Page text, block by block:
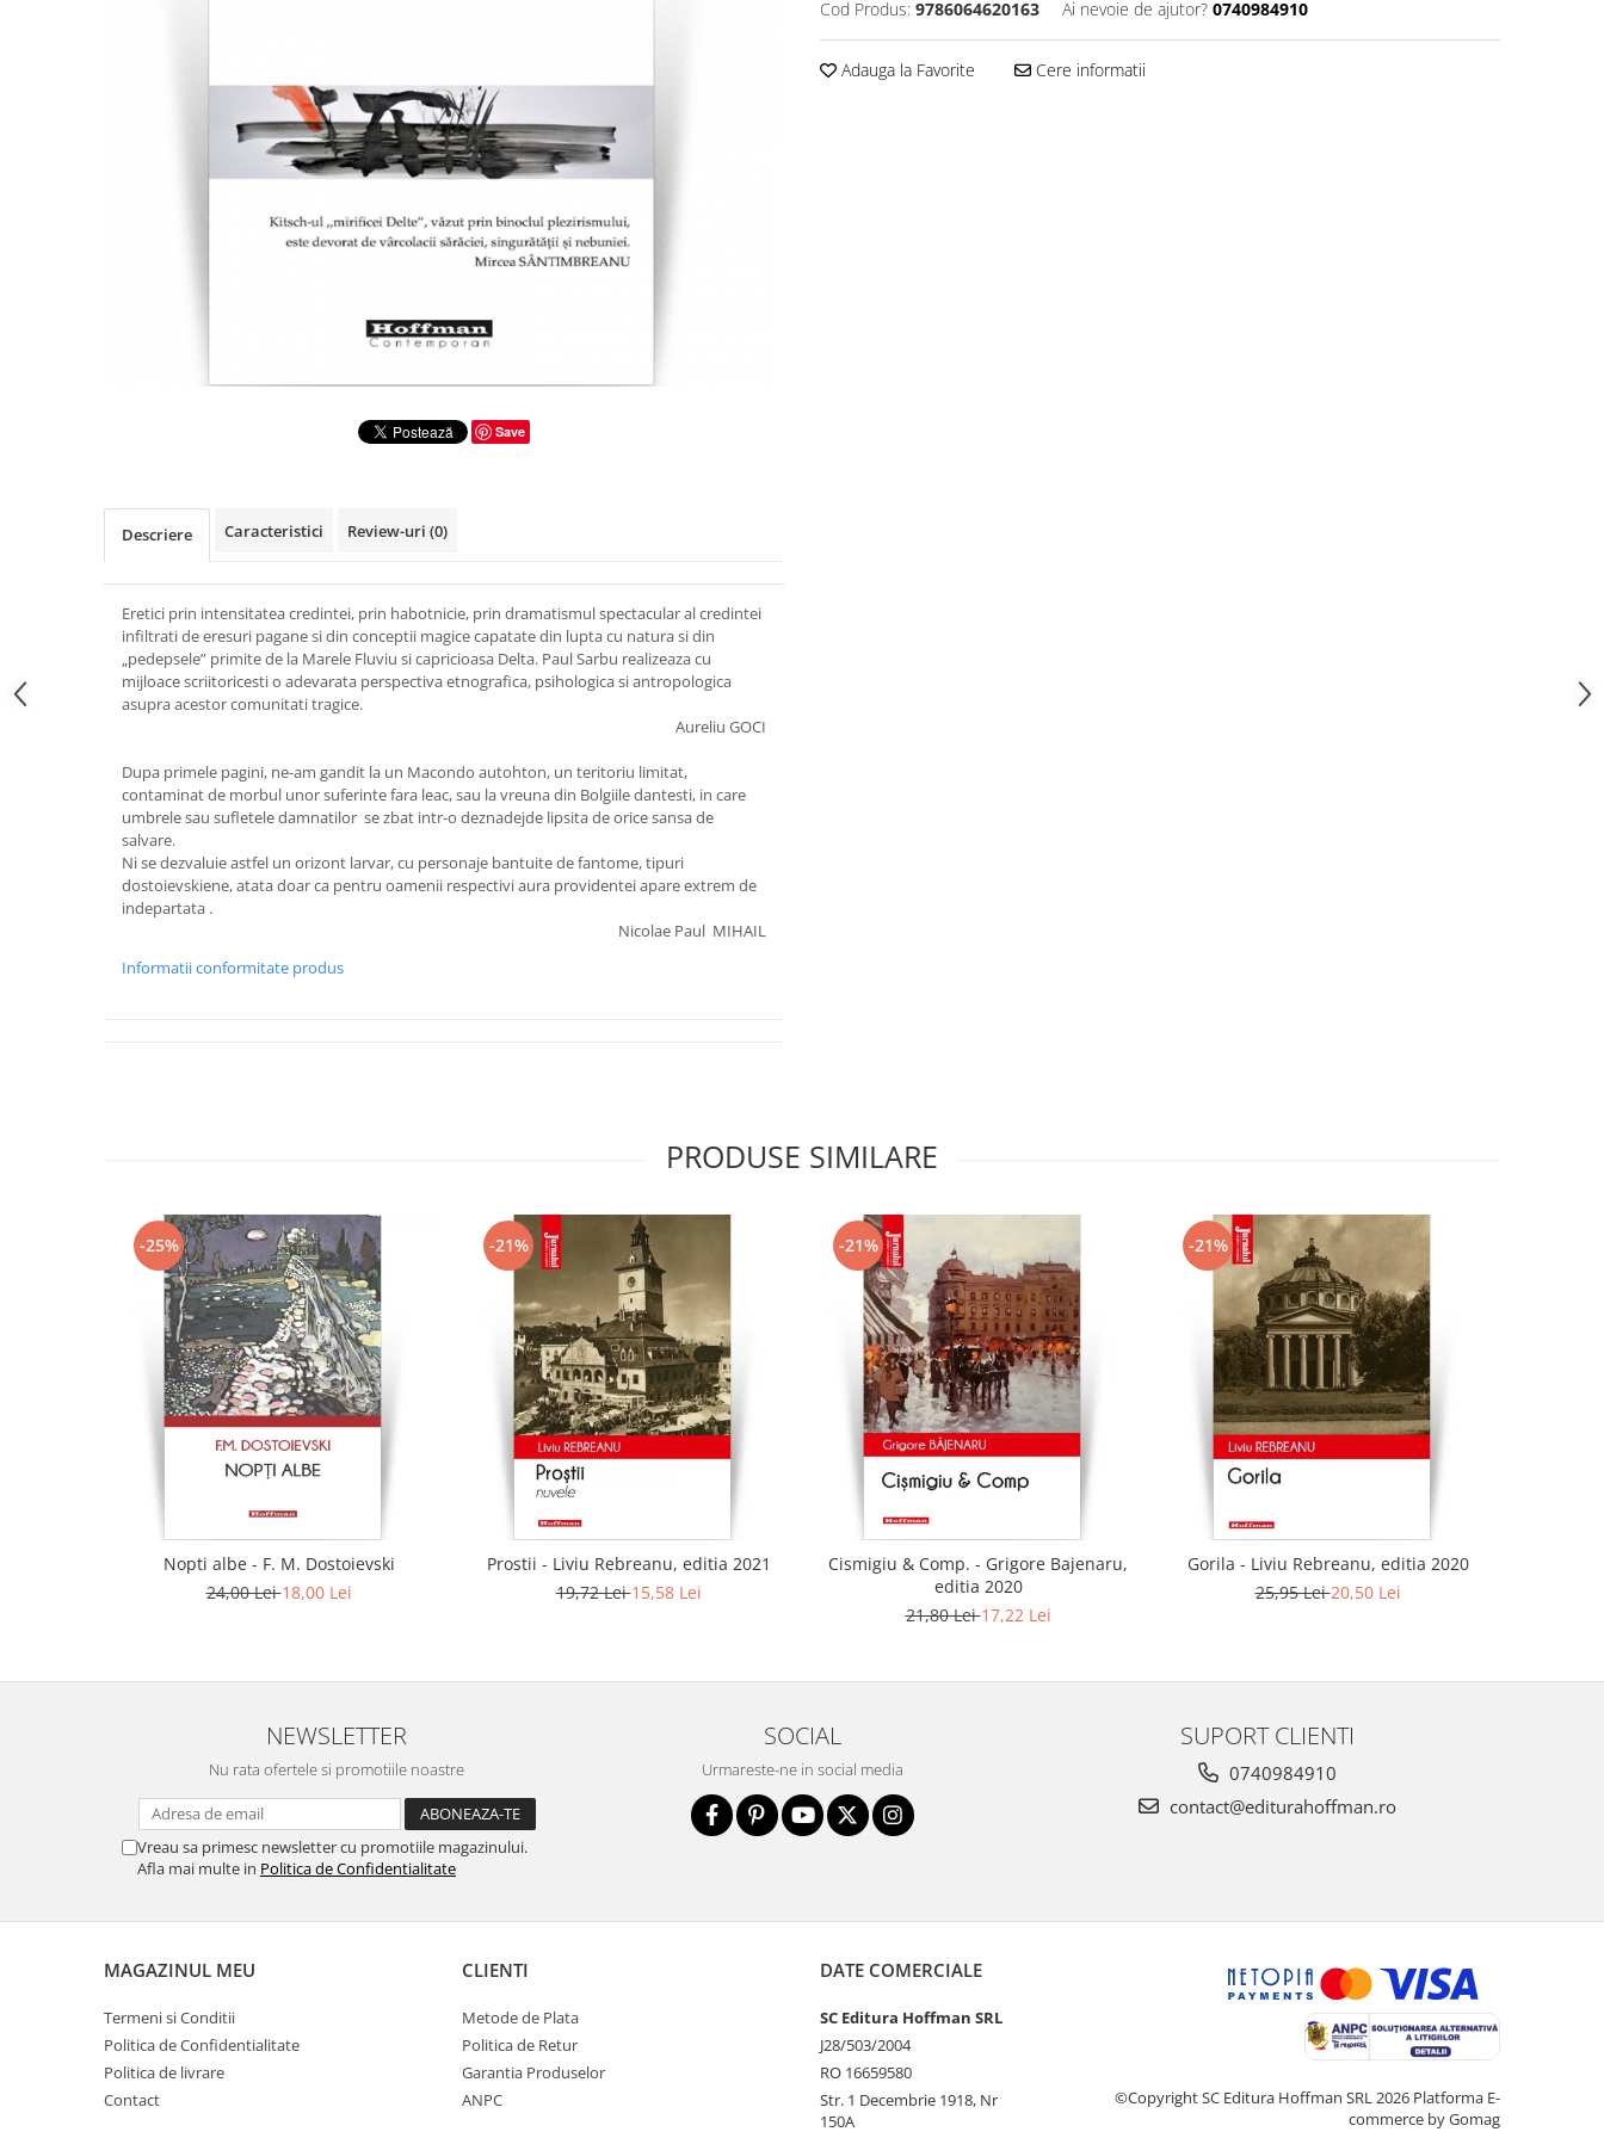
Save
Cod Produs: 9786064620163 Ai nevoie de ajutor? 0740984910
Adauga la Favorite Cere informatii
Descriere Caracteristici Review-uri (0)
Eretici prin intensitatea credintei, prin habotnicie, prin dramatismul spectacular al credintei
infiltrati de eresuri pagane si din conceptii magice capatate din lupta cu natura si din
„pedepsele” primite de la Marele Fluviu si capricioasa Delta. Paul Sarbu realizeaza cu
mijloace scriitoricesti o adevarata perspectiva etnografica, psihologica si antropologica
asupra acestor comunitati tragice.
Aureliu GOCI
Dupa primele pagini, ne-am gandit la un Macondo autohton, un teritoriu limitat,
contaminat de morbul unor suferinte fara leac, sau la vreuna din Bolgiile dantesti, in care
umbrele sau sufletele damnatilor se zbat intr-o deznadejde lipsita de orice sansa de
salvare.
Ni se dezvaluie astfel un orizont larvar, cu personaje bantuite de fantome, tipuri
dostoievskiene, atata doar ca pentru oamenii respectivi aura providentei apare extrem de
indepartata .
Nicolae Paul MIHAIL
Informatii conformitate produs
PRODUSE SIMILARE
-25%
Nopti albe - F. M. Dostoievski
24,00 Lei18,00 Lei
-21%
Prostii - Liviu Rebreanu, editia 2021
19,72 Lei15,58 Lei
-21%
Cismigiu & Comp. - Grigore Bajenaru,
editia 2020
21,80 Lei17,22 Lei
-21%
Gorila - Liviu Rebreanu, editia 2020
25,95 Lei20,50 Lei
NEWSLETTER
Nu rata ofertele si promotiile noastre
Vreau sa primesc newsletter cu promotiile magazinului.
Afla mai multe in Politica de Confidentialitate
SOCIAL
Urmareste-ne in social media
SUPORT CLIENTI
0740984910
contact@editurahoffman.ro
MAGAZINUL MEU
Termeni si Conditii
Politica de Confidentialitate
Politica de livrare
Contact
CLIENTI
Metode de Plata
Politica de Retur
Garantia Produselor
ANPC
DATE COMERCIALE
SC Editura Hoffman SRL
J28/503/2004
RO 16659580
Str. 1 Decembrie 1918, Nr
150A
©Copyright SC Editura Hoffman SRL 2026 Platforma E-
commerce by Gomag